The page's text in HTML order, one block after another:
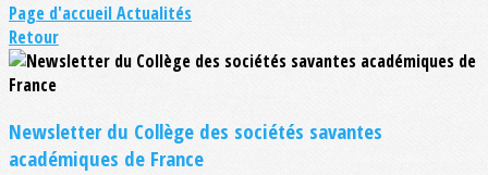
Page d'accueilActualités
Retour
Newsletter du Collège des sociétés savantes
académiques de France